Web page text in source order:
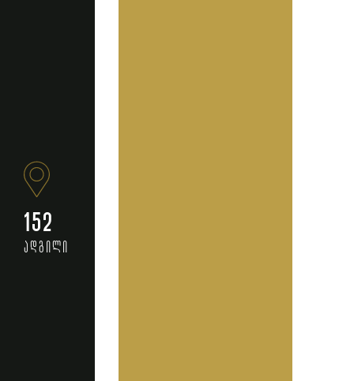
152
ადგილი